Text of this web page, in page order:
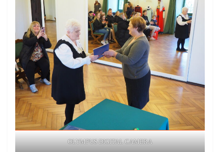
OLYMPUS DIGITAL CAMERA